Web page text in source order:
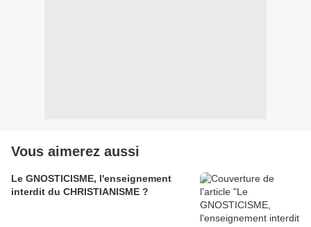
Vous aimerez aussi
Le GNOSTICISME, l'enseignement
interdit du CHRISTIANISME ?